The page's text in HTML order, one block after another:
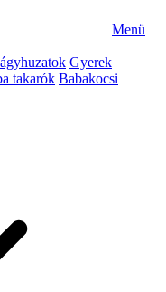
Menü
Gyerek
takarók Babakocsi